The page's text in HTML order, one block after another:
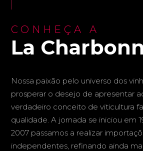
CONHEÇA A
La
Nossa paixão pelo universo dos
prosperar o desejo de apresentar
verdadeiro conceito de viticultura
qualidade. A jornada se iniciou em
2007 passamos a realizar
independentes, refinando ainda